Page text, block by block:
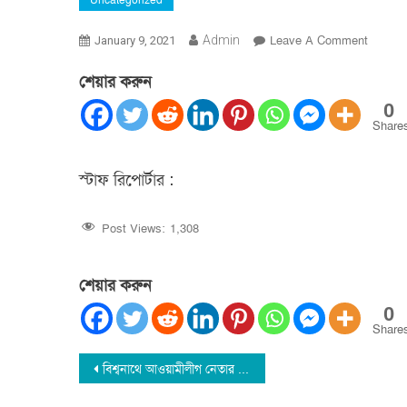
January 9, 2021 Admin Leave A CommentOn
ঘটনায়
পাল্টা
শেয়ার করুন
0
স্টাফ রিপোর্টার :
Post Views: 1,308
শেয়ার করুন
0
Post
বিশ্বনাথে আওয়ামীলীগ নেতার ইন্তেকাল : বিভিন্ন মহলের শোক প্রকাশ